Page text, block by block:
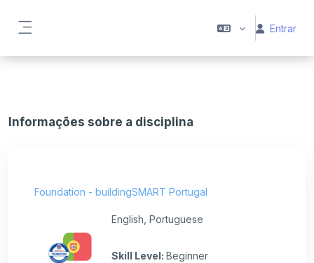
Entrar
Informações sobre a disciplina
Foundation - buildingSMART Portugal
English, Portuguese
Skill Level: Beginner